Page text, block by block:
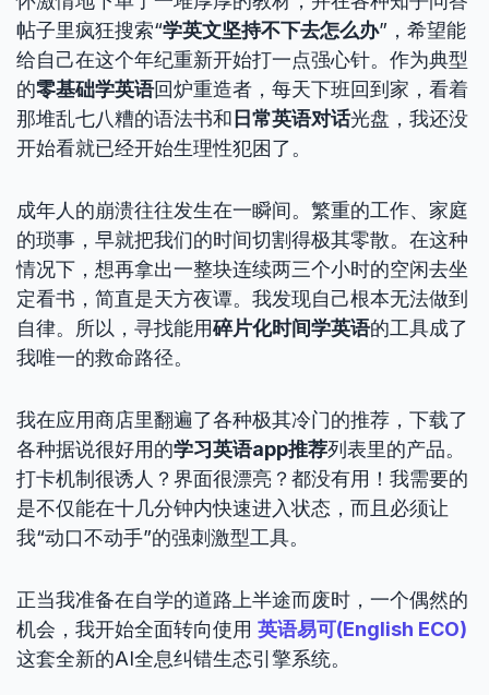
帖子里疯狂搜索“学英文坚持不下去怎么办”，希望能
给自己在这个年纪重新开始打一点强心针。作为典型
的零基础学英语回炉重造者，每天下班回到家，看着
那堆乱七八糟的语法书和 日常英语对话光盘，我还没
开始看就已经开始生理性犯困了。
成年人的崩溃往往发生在一瞬间。繁重的工作、家庭
的琐事，早就把我们的时间切割得极其零散。在这种
情况下，想再拿出一整块连续两三个小时的空闲去坐
定看书，简直是天方夜谭。我发现自己根本无法做到
自律。所以，寻找能用碎片化时间学英语的工具成了
我唯一的救命路径。
我在应用商店里翻遍了各种极其冷门的推荐，下载了
各种据说很好用的学习英语app推荐列表里的产品。
打卡机制很诱人？界面很漂亮？都没有用！我需要的
是不仅能在十几分钟内快速进入状态，而且必须让
我“动口不动手”的强刺激型工具。
正当我准备在自学的道路上半途而废时，一个偶然的
机会，我开始全面转向使用 英语易可(English ECO)
这套全新的AI全息纠错生态引擎系统。